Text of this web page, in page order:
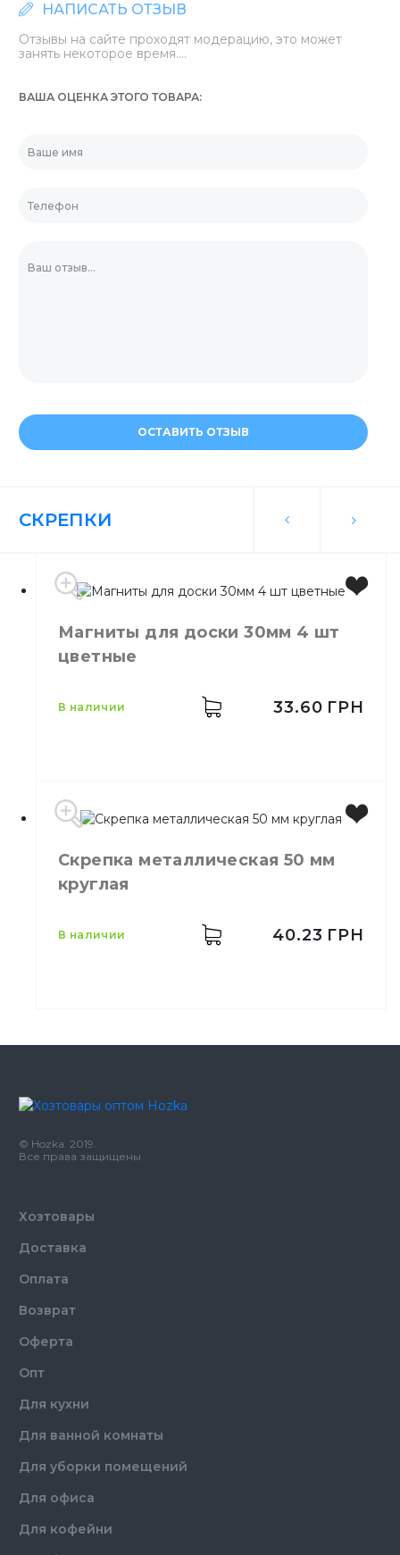
НАПИСАТЬ ОТЗЫВ
Отзывы на сайте проходят модерацию, это может
занять некоторое время....
ВАША ОЦЕНКА ЭТОГО ТОВАРА
ОСТАВИТЬ ОТЗЫВ
СКРЕПКИ
Магниты для доски 30мм 4 шт
цветные
Количество в упаковке
4,шт.
в наличии 33.60 ГРН
Скрепка металлическая 50 мм
круглая
в наличии 40.23 ГРН
© Hozka. 2019.
Все права защищены
Хозтовары
Доставка
Оплата
Возврат
Оферта
Опт
Для кухни
Для ванной комнаты
Для уборки помещений
Для офиса
Для кофейни